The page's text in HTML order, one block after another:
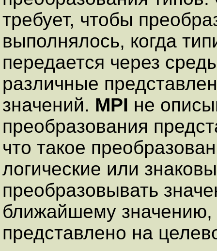
требует, чтобы
выполнялось, когда
передается через
различные
значений. MPI не
преобразования
что такое
логические или
преобразовывать
ближайшему значению,
представлено на